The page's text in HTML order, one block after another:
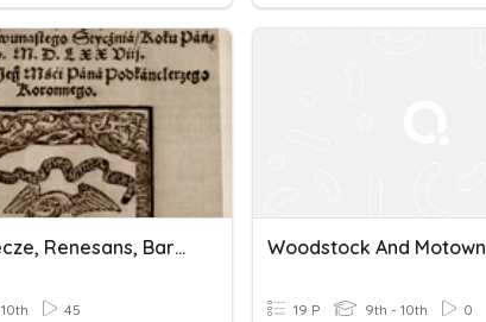
Średniowiecze, Renesans, Barok
10th 45
Woodstock And Motown
19 P 9th - 10th 0